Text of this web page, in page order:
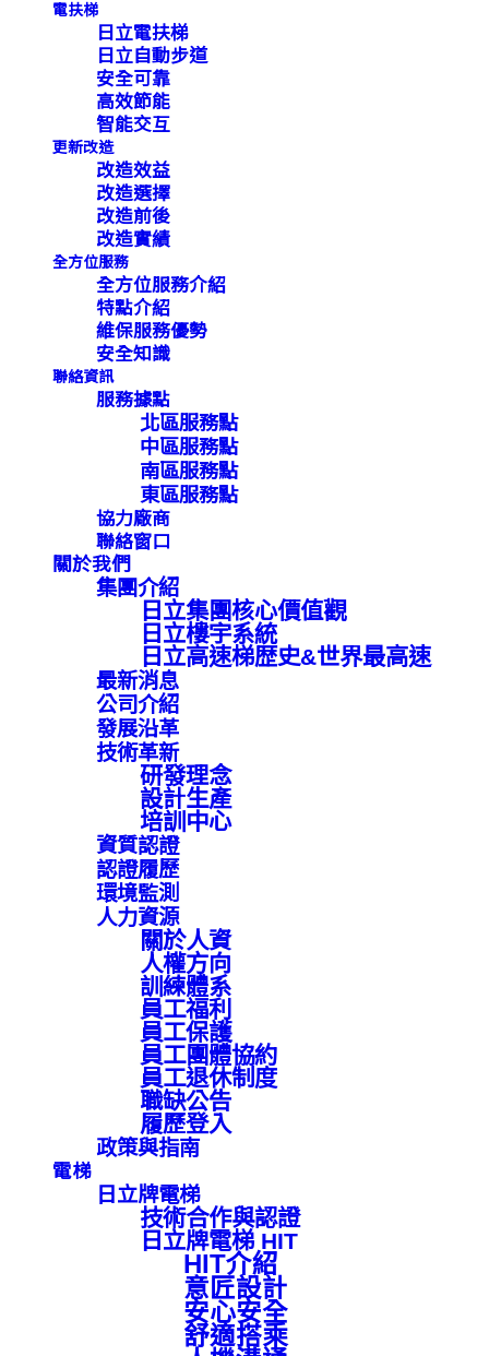
電扶梯
日立電扶梯
日立自動步道
安全可靠
高效節能
智能交互
更新改造
改造效益
改造選擇
改造前後
改造實績
全方位服務
全方位服務介紹
特點介紹
維保服務優勢
安全知識
聯絡資訊
服務據點
北區服務點
中區服務點
南區服務點
東區服務點
協力廠商
聯絡窗口
關於我們
集團介紹
日立集團核心價值觀
日立樓宇系統
日立高速梯歴史&世界最高速
最新消息
公司介紹
發展沿革
技術革新
研發理念
設計生產
培訓中心
資質認證
認證履歷
環境監測
人力資源
關於人資
人權方向
訓練體系
員工福利
員工保護
員工團體協約
員工退休制度
職缺公告
履歷登入
政策與指南
電梯
日立牌電梯
技術合作與認證
日立牌電梯 HIT
HIT介紹
意匠設計
安心安全
舒適搭乘